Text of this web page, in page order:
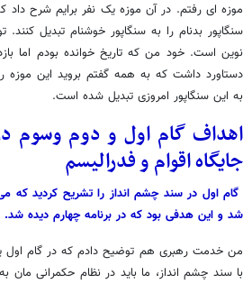
سنگاپور بدنام را به سنگاپور خوشنام تبدیل
نوین است. خود من که تاریخ خوانده بودم اما
دستاورد داشت که به همه گفتم بروید این موزه
به این سنگاپور امروزی تبدیل شده است.
اهداف گام اول و دوم وسوم
جایگاه اقوام و فدرالیسم
گام اول در سند چشم انداز را تشریح کردید که
شد و این هدفی بود که در برنامه چهارم دیده
با سند چشم انداز، ما باید در نظام حکمرانی مان به